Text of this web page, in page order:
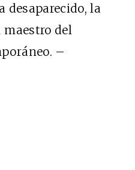
desaparecido, la
maestro del
–